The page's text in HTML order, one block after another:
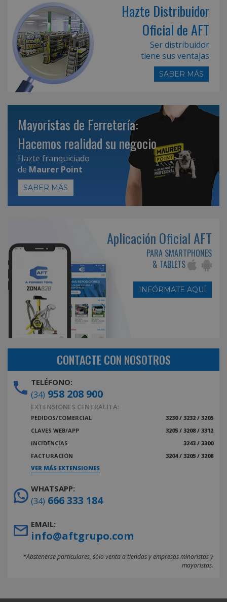
Hazte Distribuidor
Oficial de AFT
Ser distribuidor
tiene sus ventajas
SABER MÁS
Mayoristas de Ferretería:
Hacemos realidad su negocio
Hazte franquiciado
de Maurer Point
SABER MÁS
Aplicación Oficial AFT
PARA SMARTPHONES
& TABLETS
INFÓRMATE AQUÍ
CONTACTE CON NOSOTROS
TELÉFONO:
(34) 958 208 900
EXTENSIONES CENTRALITA:
PEDIDOS/COMERCIAL
3230 / 3232 / 3205
CLAVES WEB/APP
3205 / 3208 / 3312
INCIDENCIAS
3243 / 3300
FACTURACIÓN
3204 / 3205 / 3208
VER MÁS EXTENSIONES
WHATSAPP:
(34) 666 333 184
EMAIL:
info@aftgrupo.com
*Abstenerse particulares, sólo venta a tiendas y empresas minoristas y
mayoristas.